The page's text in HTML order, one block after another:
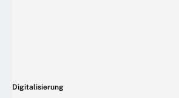
Digitalisierung